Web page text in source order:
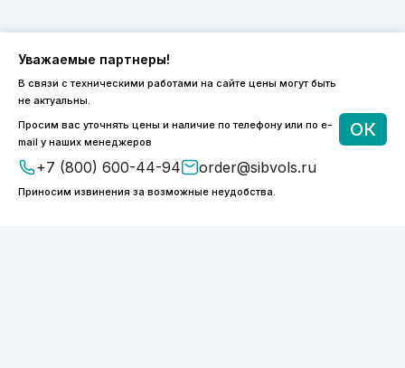
Уважаемые партнеры!
В связи с техническими работами на сайте цены могут быть
не актуальны.
Просим вас уточнять цены и наличие по телефону или по e-
mail у наших менеджеров
+7 (800) 600-44-94 order@sibvols.ru
Приносим извинения за возможные неудобства.
ОК
8 (800) 600-44-94
order@sibvols.ru
О компании
Каталог
Доставка и оплата
Контакты